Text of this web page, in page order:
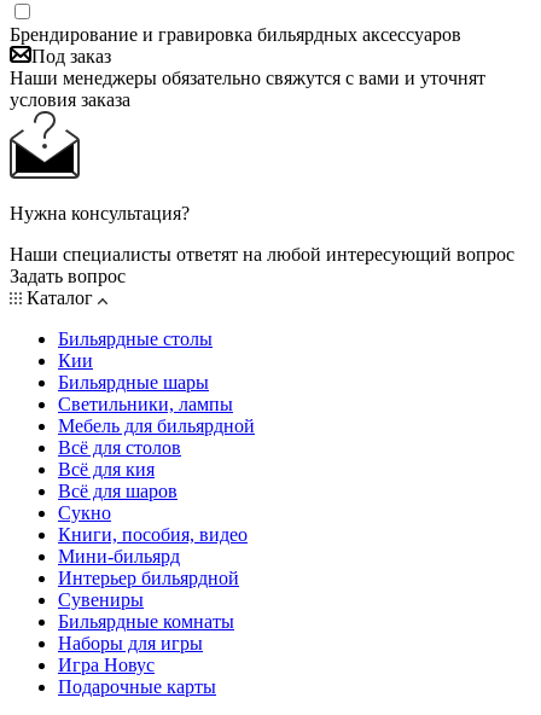
Брендирование и гравировка бильярдных аксессуаров
Под заказ
Наши менеджеры обязательно свяжутся с вами и уточнят
условия заказа
Нужна консультация?
Наши специалисты ответят на любой интересующий вопрос
Задать вопрос
Каталог
Бильярдные столы
Кии
Бильярдные шары
Светильники, лампы
Мебель для бильярдной
Всё для столов
Всё для кия
Всё для шаров
Сукно
Книги, пособия, видео
Мини-бильярд
Интерьер бильярдной
Сувениры
Бильярдные комнаты
Наборы для игры
Игра Новус
Подарочные карты